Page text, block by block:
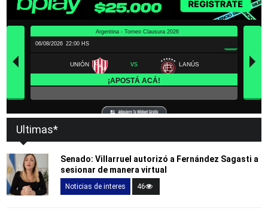
Ultimas*
Senado: Villarruel autorizó a Fernández Sagasti a
sesionar de manera virtual
Noticias de interes 46